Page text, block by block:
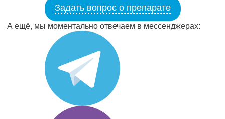
Задать вопрос о препарате
А ещё, мы моментально отвечаем в мессенджерах: